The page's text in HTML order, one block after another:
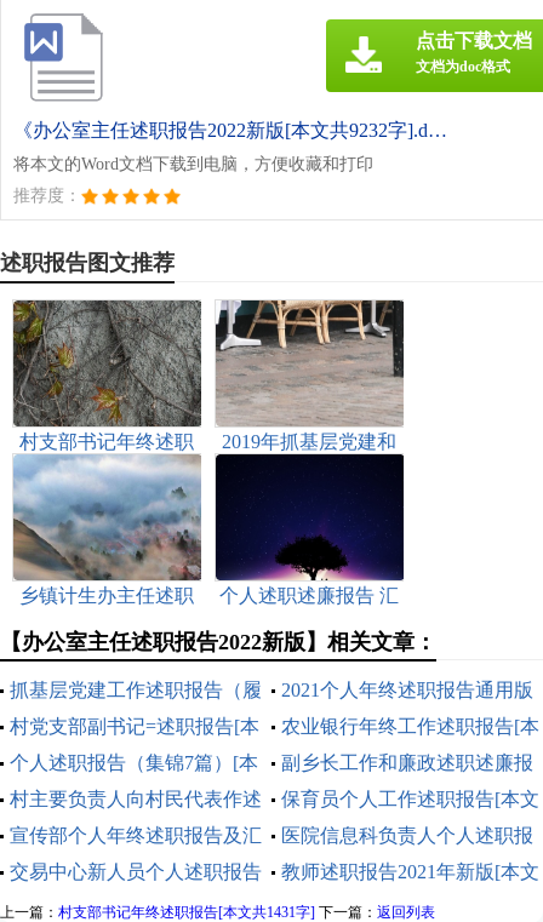
《办公室主任述职报告2022新版[本文共9232字].doc》
将本文的Word文档下载到电脑，方便收藏和打印
推荐度：
点击下载文档
文档为doc格式
述职报告图文推荐
村支部书记年终述职
报告[本文共1431字]
2019年抓基层党建和
体责任述职述责报告
[本文共2019字]
乡镇计生办主任述职
[本文共14681字]
个人述职述廉报告 汇
字]
【办公室主任述职报告2022新版】相关文章：
抓基层党建工作述职报告（履
职情况、存在问题和下一步打
算）[本文共1951字]
2021个人年终述职报告通用版
[本文共5797字]
村党支部副书记=述职报告[本
文共9851字]
农业银行年终工作述职报告[本
文共5852字]
个人述职报告（集锦7篇）[本
文共9546字]
副乡长工作和廉政述职述廉报
告(精选多篇)[本文共8294字]
村主要负责人向村民代表作述
职报告[本文共2654字]
保育员个人工作述职报告[本文
共7122字]
宣传部个人年终述职报告及汇
报多篇[本文共10487字]
医院信息科负责人个人述职报
告[本文共1942字]
交易中心新人员个人述职报告
[本文共2785字]
教师述职报告2021年新版[本文
共7088字]
上一篇： 村支部书记年终述职报告[本文共1431字] 下一篇： 返回列表